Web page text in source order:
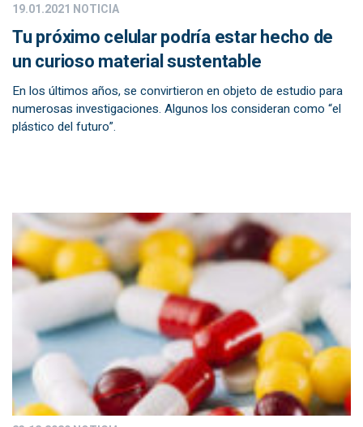
19.01.2021 NOTICIA
Tu próximo celular podría estar hecho de
un curioso material sustentable
En los últimos años, se convirtieron en objeto de estudio para
numerosas investigaciones. Algunos los consideran como “el
plástico del futuro”.